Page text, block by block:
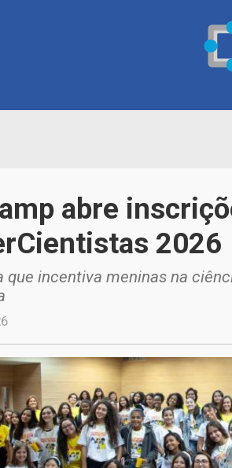
abre
2026
que incentiva meninas na